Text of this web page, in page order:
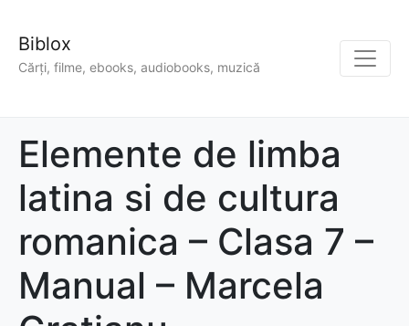
Biblox
Cărți, filme, ebooks, audiobooks, muzică
Elemente de limba
latina si de cultura
romanica – Clasa 7 –
Manual – Marcela